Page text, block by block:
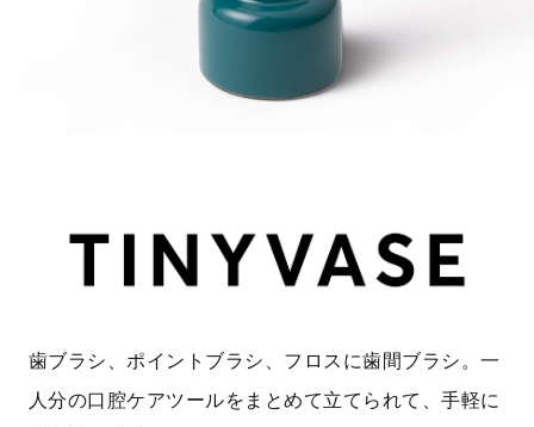
歯ブラシ、ポイントブラシ、フロスに歯間ブラシ。一
人分の口腔ケアツールをまとめて立てられて、手軽に